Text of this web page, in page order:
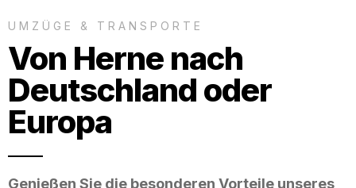
UMZÜGE & TRANSPORTE
Von Herne nach
Deutschland oder
Europa
Genießen Sie die besonderen Vorteile unseres